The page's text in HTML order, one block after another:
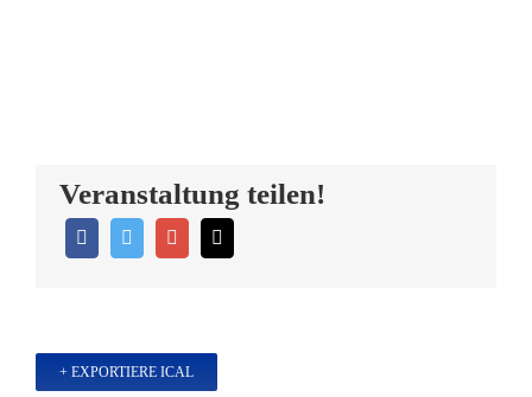
Veranstaltung teilen!
+ EXPORTIERE ICAL